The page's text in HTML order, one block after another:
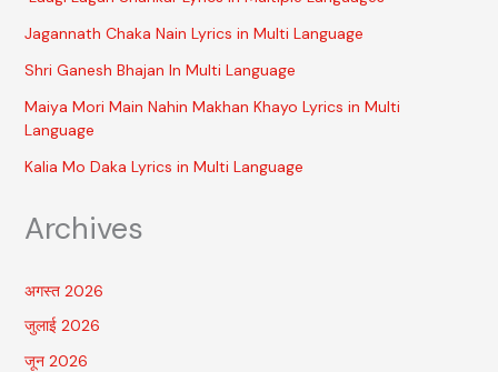
Jagannath Chaka Nain Lyrics in Multi Language
Shri Ganesh Bhajan In Multi Language
Maiya Mori Main Nahin Makhan Khayo Lyrics in Multi
Language
Kalia Mo Daka Lyrics in Multi Language
Archives
अगस्त 2026
जुलाई 2026
जून 2026